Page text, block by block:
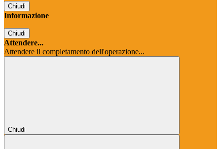
Chiudi
Informazione
Chiudi
Attendere...
Attendere il completamento dell'operazione...
Chiudi